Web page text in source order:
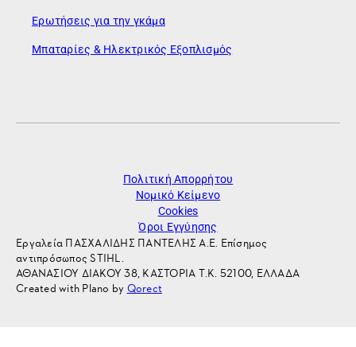
Ερωτήσεις για την γκάμα
Μπαταρίες & Ηλεκτρικός Εξοπλισμός
Πολιτική Απορρήτου
Νομικό Κείμενο
Cookies
Όροι Εγγύησης
Εργαλεία ΠΑΣΧΑΛΙΔΗΣ ΠΑΝΤΕΛΗΣ Α.Ε. Επίσημος
αντιπρόσωπος STIHL.
ΑΘΑΝΑΣΙΟΥ ΔΙΑΚΟΥ 38, ΚΑΣΤΟΡΙΑ Τ.Κ. 52100, ΕΛΛΑΔΑ
Created with Plano by Qorect